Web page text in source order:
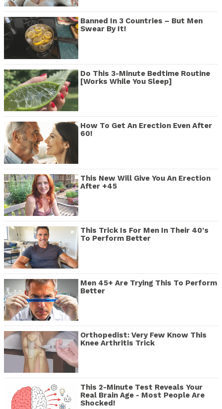
Banned In 3 Countries – But Men
Swear By It!
Do This 3-Minute Bedtime Routine
[Works While You Sleep]
How To Get An Erection Even After
60!
This New Will Give You An Erection
After +45
This Trick Is For Men In Their 40's
To Perform Better
Men 45+ Are Trying This To Perform
Better
Orthopedist: Very Few Know This
Knee Arthritis Trick
This 2-Minute Test Reveals Your
Real Brain Age - Most People Are
Shocked!